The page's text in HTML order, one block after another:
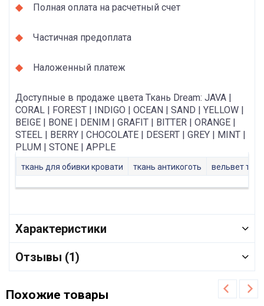
Полная оплата на расчетный счет
Частичная предоплата
Наложенный платеж
Доступные в продаже цвета Ткань Dream: JAVA |
CORAL | FOREST | INDIGO | OCEAN | SAND | YELLOW |
BEIGE | BONE | DENIM | GRAFIT | BITTER | ORANGE |
STEEL | BERRY | CHOCOLATE | DESERT | GREY | MINT |
PLUM | STONE | APPLE
ткань для обивки кровати ткань антикоготь вельвет
Характеристики
Отзывы (1)
Похожие товары